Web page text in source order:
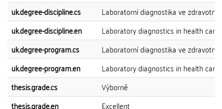
uk.degree-discipline.cs
Laboratorní diagnostika ve
uk.degree-discipline.en
Laboratory diagnostics in health care
uk.degree-program.cs
Laboratorní diagnostika ve
uk.degree-program.en
Laboratory diagnostics in health care
thesis.grade.cs
Výborně
thesis.grade.en
Excellent